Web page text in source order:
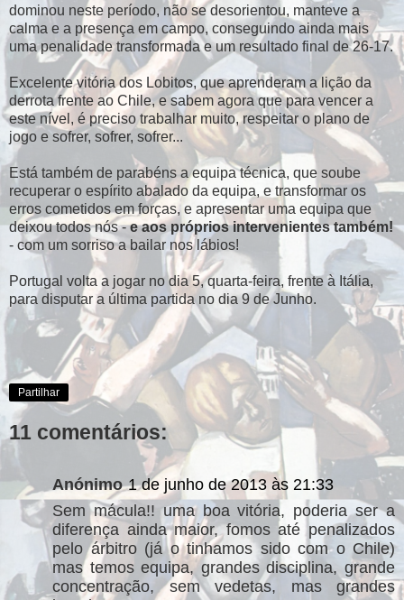
dominou neste período, não se desorientou, manteve a
calma e a presença em campo, conseguindo ainda mais
uma penalidade transformada e um resultado final de 26-17.
Excelente vitória dos Lobitos, que aprenderam a lição da
derrota frente ao Chile, e sabem agora que para vencer a
este nível, é preciso trabalhar muito, respeitar o plano de
jogo e sofrer, sofrer, sofrer...
Está também de parabéns a equipa técnica, que soube
recuperar o espírito abalado da equipa, e transformar os
erros cometidos em forças, e apresentar uma equipa que
deixou todos nós -e aos próprios intervenientes também!
- com um sorriso a bailar nos lábios!
Portugal volta a jogar no dia 5, quarta-feira, frente à Itália,
para disputar a última partida no dia 9 de Junho.
Partilhar
11 comentários:
Anónimo 1 de junho de 2013 às 21:33
Sem mácula!! uma boa vitória, poderia ser a
diferença ainda maior, fomos até penalizados
pelo árbitro (já o tinhamos sido com o Chile)
mas temos equipa, grandes disciplina, grande
concentração, sem vedetas, mas grandes